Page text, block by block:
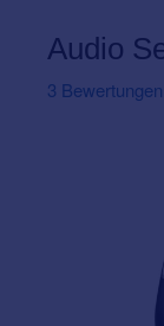
Audio
3 Bewertungen